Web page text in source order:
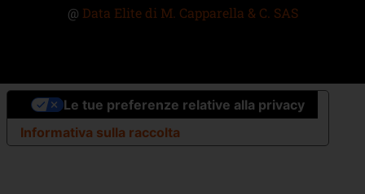
@ Data Elite di M. Capparella & C. SAS
Informativa sulla raccolta
Le tue preferenze relative alla privacy